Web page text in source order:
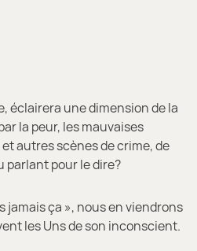
éclairera une dimension de la
la peur, les mauvaises
autres scènes de crime, de
parlant pour le dire?
jamais ça », nous en viendrons
les Uns de son inconscient.